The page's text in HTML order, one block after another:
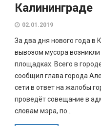
Калининграде
02.01.2019
За два дня нового года в
вывозом мусора
площадках. Всего в
сообщил глава города
сети в ответ на жалобы
проведёт совещание в
словам мэра, по...